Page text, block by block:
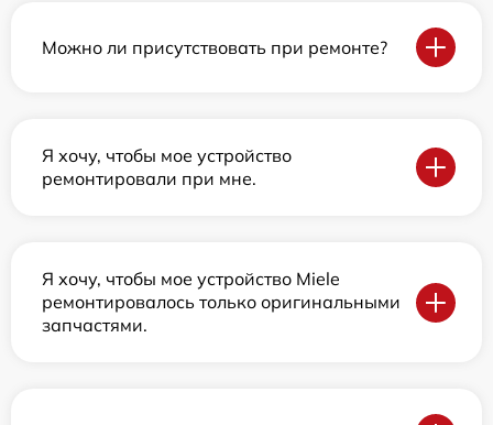
Можно ли присутствовать при ремонте?
Я хочу, чтобы мое устройство
ремонтировали при мне.
Я хочу, чтобы мое устройство Miele
ремонтировалось только оригинальными
запчастями.